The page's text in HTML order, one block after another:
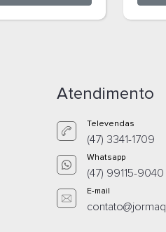
Atendimento
Televendas
(47) 3341-1709
Whatsapp
(47) 99115-9040
E-mail